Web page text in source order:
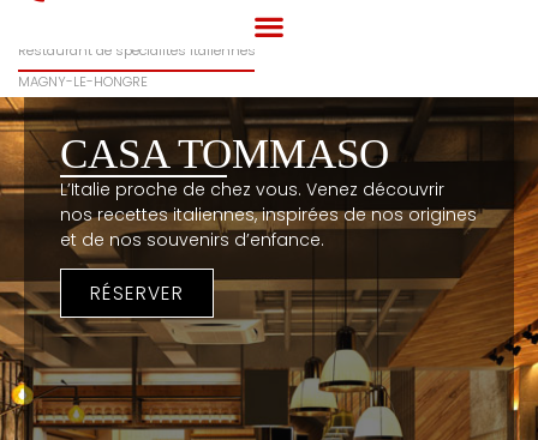
Restaurant de spécialités italiennes
MAGNY-LE-HONGRE
CASA TOMMASO
L’Italie proche de chez vous. Venez découvrir
nos recettes italiennes, inspirées de nos origines
et de nos souvenirs d’enfance.
RÉSERVER